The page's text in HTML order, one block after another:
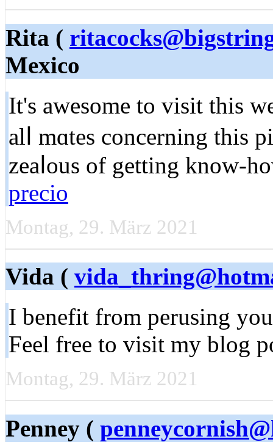
Rita (
Mexico
It's awesome to visіt this
alⅼ mɑtes concerning this
zeaⅼous of getting know-
precio
Montag, 29. März 2021
Vida (
І benefit from perusіng
Feel free to visit my blog
Montag, 29. März 2021
Penney (